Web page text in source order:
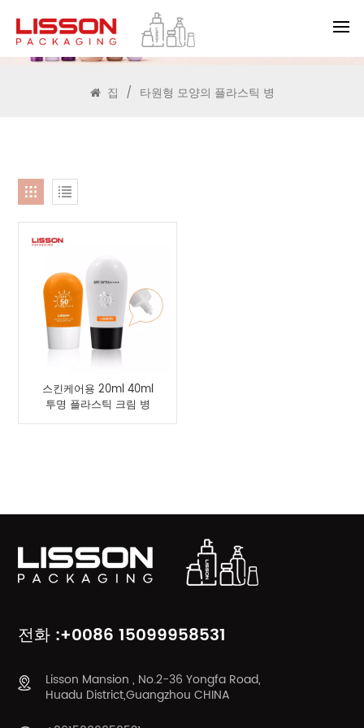
찾다
집 / 타원형 모양의 플라스틱 병
스킨케어용 20ml 40ml
투명 플라스틱 크림 병
전화 :+0086 15099958531
Lisson Mansion , No.2-36 Yongfa Road,
Huadu District,Guangzhou CHINA